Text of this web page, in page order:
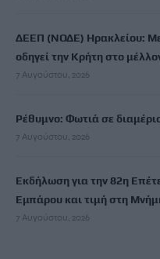
ΔΕΕΠ (ΝΟΔΕ) Ηρακλείου:
οδηγεί την Κρήτη στο
7 Αυγούστου, 2026
Ρέθυμνο: Φωτιά σε
7 Αυγούστου, 2026
Εκδήλωση για την 82η
Εμπάρου και τιμή στη
7 Αυγούστου, 2026